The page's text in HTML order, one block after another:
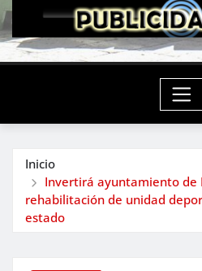
Inicio
Invertirá ayuntamiento de
rehabilitación de unidad
estado